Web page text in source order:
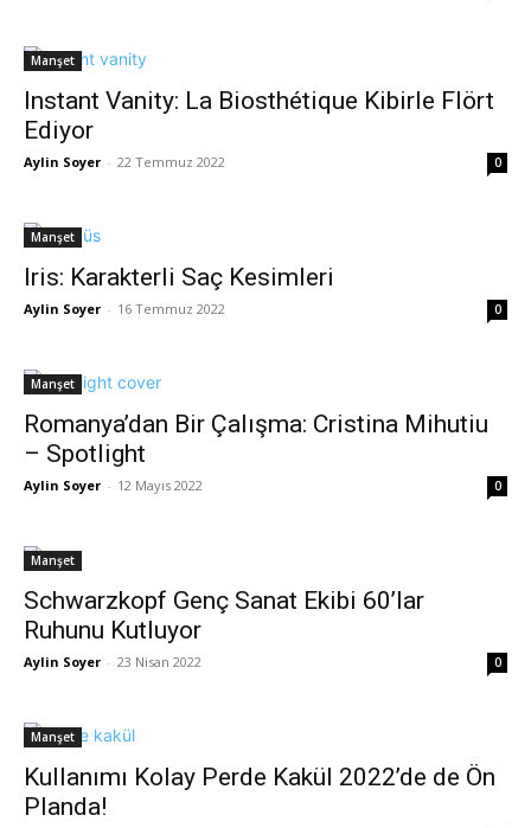
Manşet
Instant Vanity: La Biosthétique Kibirle Flört
Ediyor
Aylin Soyer - 22 Temmuz 2022 0
Manşet
Iris: Karakterli Saç Kesimleri
Aylin Soyer - 16 Temmuz 2022 0
Manşet
Romanya’dan Bir Çalışma: Cristina Mihutiu
– Spotlight
Aylin Soyer - 12 Mayıs 2022 0
Manşet
Schwarzkopf Genç Sanat Ekibi 60’lar
Ruhunu Kutluyor
Aylin Soyer - 23 Nisan 2022 0
Manşet
Kullanımı Kolay Perde Kakül 2022’de de Ön
Planda!